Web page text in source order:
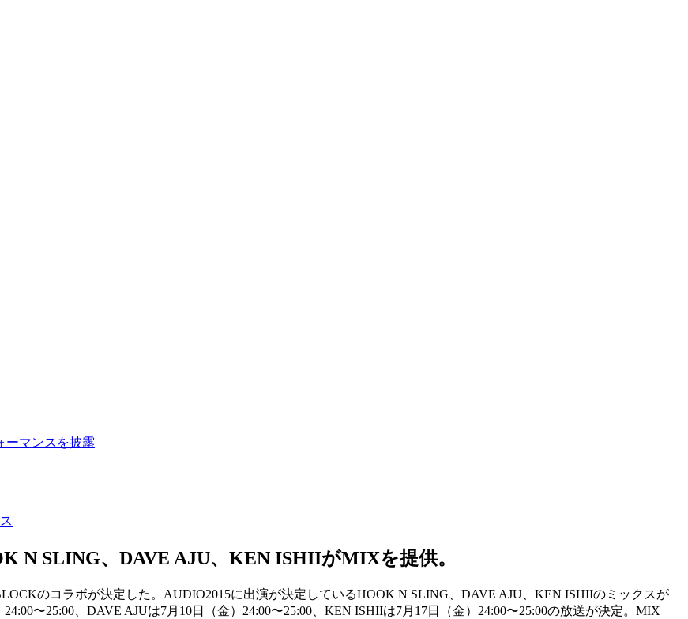
ーマンスを披露
N SLING、DAVE AJU、KEN ISHIIがMIXを提供。
のコラボが決定した。AUDIO2015に出演が決定しているHOOK N SLING、DAVE AJU、KEN ISHIIのミックスが
〜25:00、DAVE AJUは7月10日（金）24:00〜25:00、KEN ISHIIは7月17日（金）24:00〜25:00の放送が決定。MIX